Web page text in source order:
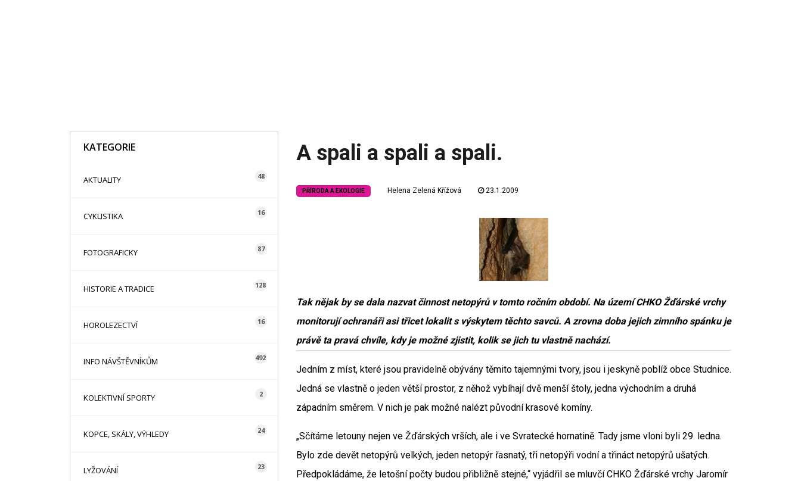
KATEGORIE
AKTUALITY 48
CYKLISTIKA 16
FOTOGRAFICKY 87
HISTORIE A TRADICE 128
HOROLEZECTVÍ 16
INFO NÁVŠTĚVNÍKŮM 492
KOLEKTIVNÍ SPORTY 2
KOPCE, SKÁLY, VÝHLEDY 24
LYŽOVÁNÍ 23
A spali a spali a spali.
PŘÍRODA A EKOLOGIE Helena Zelená Křížová 23.1.2009
Tak nějak by se dala nazvat činnost netopýrů v tomto ročním období. Na území CHKO Žďárské vrchy
monitorují ochranáři asi třicet lokalit s výskytem těchto savců. A zrovna doba jejich zimního spánku je
právě ta pravá chvíle, kdy je možné zjistit, kolik se jich tu vlastně nachází.
Jedním z míst, které jsou pravidelně obývány těmito tajemnými tvory, jsou i jeskyně poblíž obce Studnice.
Jedná se vlastně o jeden větší prostor, z něhož vybíhají dvě menší štoly, jedna východním a druhá
západním směrem. V nich je pak možné nalézt původní krasové komíny.
„Sčítáme letouny nejen ve Žďárských vrších, ale i ve Svratecké hornatině. Tady jsme vloni byli 29. ledna.
Bylo zde devět netopýrů velkých, jeden netopýr řasnatý, tři netopýři vodní a třináct netopýrů ušatých.
Předpokládáme, že letošní počty budou přibližně stejné,“ vyjádřil se mluvčí CHKO Žďárské vrchy Jaromír